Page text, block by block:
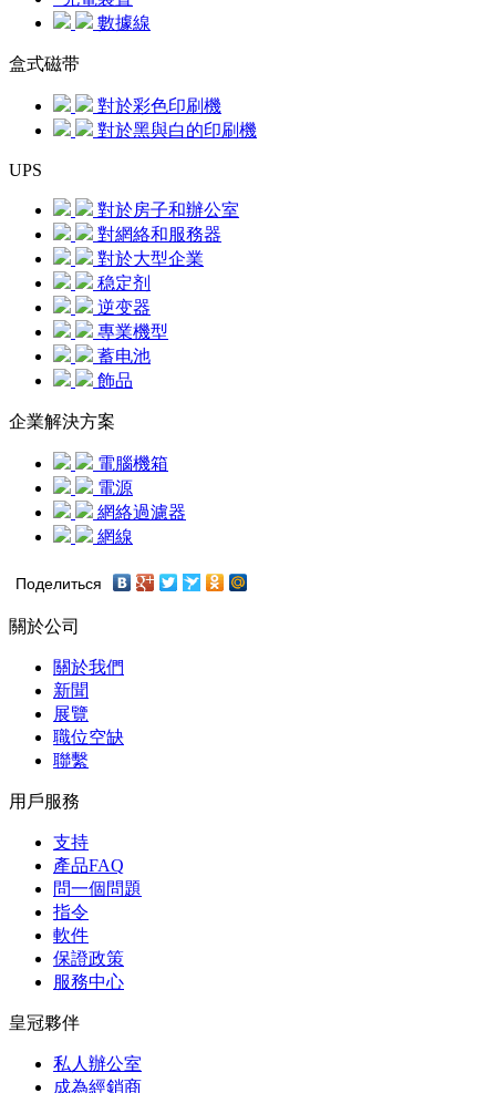
數據線
盒式磁带
對於彩色印刷機
對於黑與白的印刷機
UPS
對於房子和辦公室
對網絡和服務器
對於大型企業
稳定剂
逆变器
專業機型
蓄电池
飾品
企業解決方案
電腦機箱
電源
網絡過濾器
網線
Поделиться
關於公司
關於我們
新聞
展覽
職位空缺
聯繫
用戶服務
支持
產品FAQ
問一個問題
指令
軟件
保證政策
服務中心
皇冠夥伴
私人辦公室
成為經銷商